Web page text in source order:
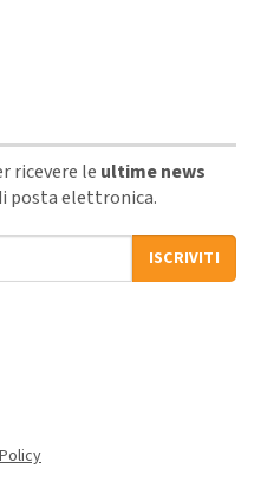
ricevere le ultime news
posta elettronica.
ISCRIVITI